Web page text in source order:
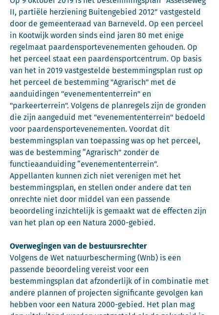
II, partiële herziening Buitengebied 2012” vastgesteld
door de gemeenteraad van Barneveld. Op een perceel
in Kootwijk worden sinds eind jaren 80 met enige
regelmaat paardensportevenementen gehouden. Op
het perceel staat een paardensportcentrum. Op basis
van het in 2019 vastgestelde bestemmingsplan rust op
het perceel de bestemming "Agrarisch" met de
aanduidingen "evenemententerrein" en
"parkeerterrein". Volgens de planregels zijn de gronden
die zijn aangeduid met "evenemententerrein" bedoeld
voor paardensportevenementen. Voordat dit
bestemmingsplan van toepassing was op het perceel,
was de bestemming “Agrarisch” zonder de
functieaanduiding “evenemententerrein”.
Appellanten kunnen zich niet verenigen met het
bestemmingsplan, en stellen onder andere dat ten
onrechte niet door middel van een passende
beoordeling inzichtelijk is gemaakt wat de effecten zijn
van het plan op een Natura 2000-gebied.
Overwegingen van de bestuursrechter
Volgens de Wet natuurbescherming (Wnb) is een
passende beoordeling vereist voor een
bestemmingsplan dat afzonderlijk of in combinatie met
andere plannen of projecten significante gevolgen kan
hebben voor een Natura 2000-gebied. Het plan mag